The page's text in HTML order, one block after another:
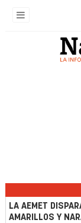
LA AEMET
AMARILLOS Y